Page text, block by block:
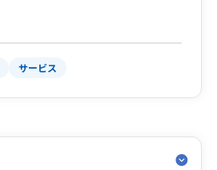
サービス